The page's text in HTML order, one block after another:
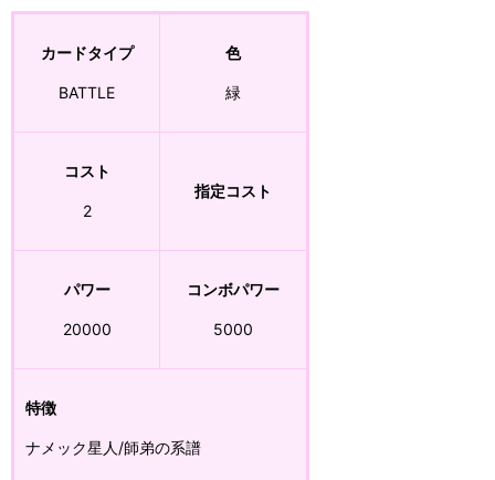
カードタイプ
BATTLE
色
緑
コスト
2
指定コスト
パワー
20000
コンボパワー
5000
特徴
ナメック星人/師弟の系譜